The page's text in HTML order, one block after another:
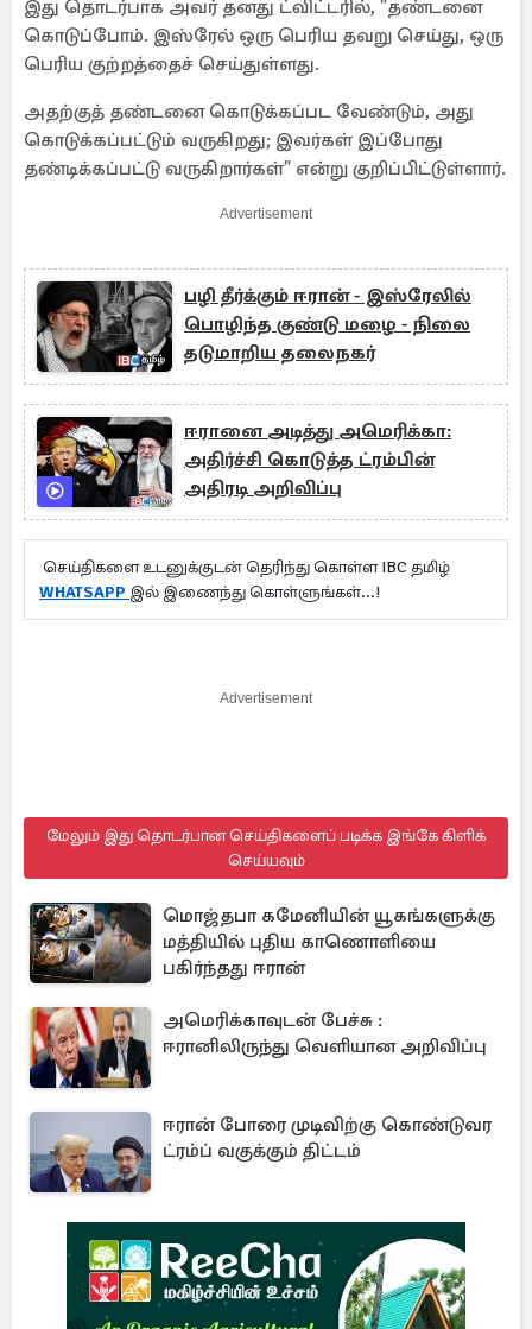
இது தொடர்பாக அவர் தனது ட்விட்டரில், "தண்டனை
கொடுப்போம். இஸ்ரேல் ஒரு பெரிய தவறு செய்து, ஒரு
பெரிய குற்றத்தைச் செய்துள்ளது.
அதற்குத் தண்டனை கொடுக்கப்பட வேண்டும், அது
கொடுக்கப்பட்டும் வருகிறது; இவர்கள் இப்போது
தண்டிக்கப்பட்டு வருகிறார்கள்" என்று குறிப்பிட்டுள்ளார்.
Advertisement
பழி தீர்க்கும் ஈரான் - இஸ்ரேலில்
பொழிந்த குண்டு மழை - நிலை
தடுமாறிய தலைநகர்
ஈரானை அடித்து அமெரிக்கா:
அதிர்ச்சி கொடுத்த ட்ரம்பின்
அதிரடி அறிவிப்பு
செய்திகளை உடனுக்குடன் தெரிந்து கொள்ள IBC தமிழ்
WHATSAPP இல் இணைந்து கொள்ளுங்கள்...!
Advertisement
மேலும் இது தொடர்பான செய்திகளைப் படிக்க இங்கே கிளிக்
செய்யவும்
மொஜ்தபா கமேனியின் யூகங்களுக்கு
மத்தியில் புதிய காணொளியை
பகிர்ந்தது ஈரான்
அமெரிக்காவுடன் பேச்சு :
ஈரானிலிருந்து வெளியான அறிவிப்பு
ஈரான் போரை முடிவிற்கு கொண்டுவர
ட்ரம்ப் வகுக்கும் திட்டம்